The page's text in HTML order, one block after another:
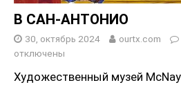
В САН-АНТОНИО
30, октябрь 2024 ourtx.com
отключены
Художественный музей